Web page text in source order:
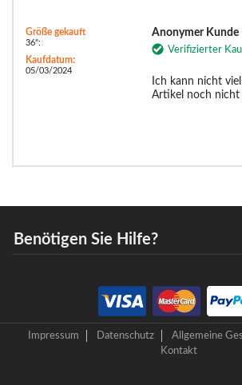
Größe gekauft
36":
Kaufdatum:
05/03/2024
Anonymer Kunde
Verifizierter
Ich kann nicht
Artikel noch nicht
Benötigen Sie Hilfe?
Impressum Datenschutz
Allgemeine
Kontakt